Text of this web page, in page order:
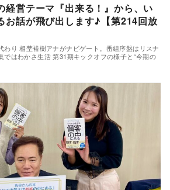
経営テーマ『出来る！』から、い
お話が飛び出します♪【第214回放
わり 相埜裕樹アナがナビゲート。番組序盤はリスナ
ではわかさ生活 第31期キックオフの様子と“今期の